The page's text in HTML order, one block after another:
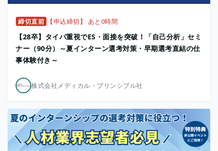
締切直前 【申込締切】 あと0時間
【28卒】タイパ重視でES・面接を突破！「自己分析」セミ
ナー（90分）～夏インターン選考対策・早期選考直結の仕
事体験付き～
株式会社メディカル・プリンシプル社